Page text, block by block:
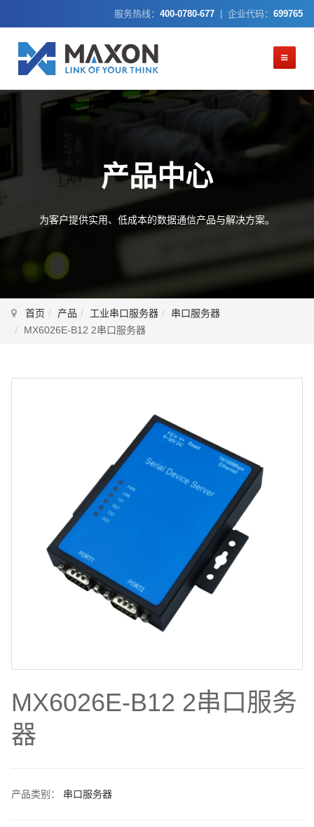
服务热线： 400-0780-677 | 企业代码： 699765
产品中心
为客户提供实用、低成本的数据通信产品与解决方案。
首页 产品 工业串口服务器
串口服务器
MX6026E-B12 2串口服务器
MX6026E-B12 2串口服务
器
产品类别： 串口服务器